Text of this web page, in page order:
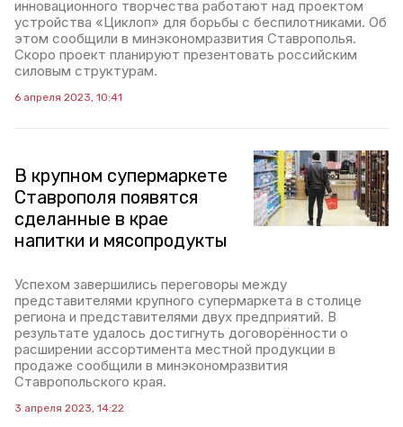
инновационного творчества работают над проектом
устройства «Циклоп» для борьбы с беспилотниками. Об
этом сообщили в минэкономразвития Ставрополья.
Скоро проект планируют презентовать российским
силовым структурам.
6 апреля 2023, 10:41
В крупном супермаркете
Ставрополя появятся
сделанные в крае
напитки и мясопродукты
Успехом завершились переговоры между
представителями крупного супермаркета в столице
региона и представителями двух предприятий. В
результате удалось достигнуть договорённости о
расширении ассортимента местной продукции в
продаже сообщили в минэкономразвития
Ставропольского края.
3 апреля 2023, 14:22